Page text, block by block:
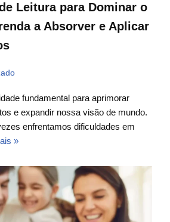
Leitura para Dominar o
a Absorver e Aplicar
fundamental para aprimorar
e expandir nossa visão de mundo.
enfrentamos dificuldades em
»